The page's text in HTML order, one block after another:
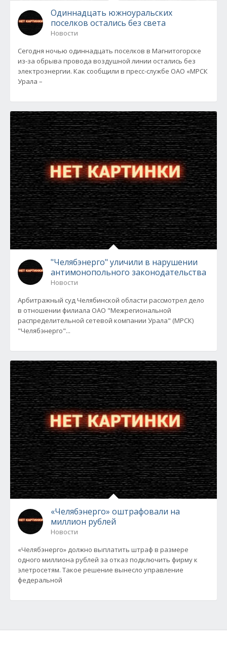
Одиннадцать южноуральских
поселков остались без света
Новости
Сегодня ночью одиннадцать поселков в Магнитогорске
из-за обрыва провода воздушной линии остались без
электроэнергии. Как сообщили в пресс-службе ОАО «МРСК
Урала –
"Челябэнерго" уличили в нарушении
антимонопольного законодательства
Новости
Арбитражный суд Челябинской области рассмотрел дело
в отношении филиала ОАО "Межрегиональной
распределительной сетевой компании Урала" (МРСК)
"Челябэнерго"...
«Челябэнерго» оштрафовали на
миллион рублей
Новости
«Челябэнерго» должно выплатить штраф в размере
одного миллиона рублей за отказ подключить фирму к
элетросетям. Такое решение вынесло управление
федеральной